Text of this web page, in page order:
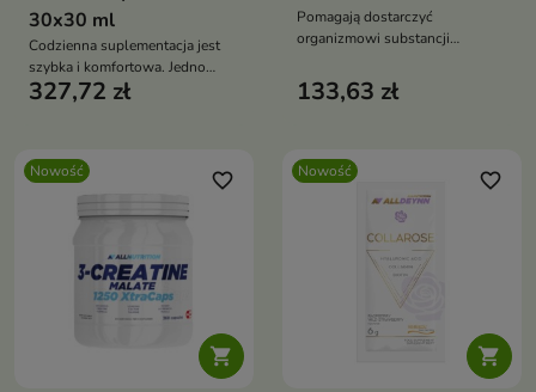
30x30 ml
Codzienna suplementacja jest
szybka i komfortowa. Jedno
opakowanie wystarcza na 30 dni
327,72 zł
Pomagają dostarczyć
organizmowi substancji
z utrzymaniem prawidłowej
struktury skóry, włosów i
133,63 zł
Nowość

favorite_border Nowość

favorite_border